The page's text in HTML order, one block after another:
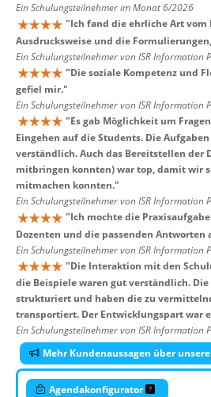
Ein Schulungsteilnehmer im Monat 6/2026
"Ich fand die ehrliche Art vom
Ausdrucksweise und die
Ein Schulungsteilnehmer von ISR Information
"Die soziale Kompetenz und
gefiel mir."
Ein Schulungsteilnehmer von ISR Information
"Es gab Möglichkeit um
Eingehen auf die Students. Die
verständlich. Auch das Bereitstellen der
mitbringen konnten) war top, damit wir
mitmachen konnten."
Ein Schulungsteilnehmer von ISR Information
"Ich mochte die
Dozenten und die passenden Antworten
Ein Schulungsteilnehmer von ISR Information
"Die Interaktion mit den
die Beispiele waren gut verständlich.
strukturiert und haben die zu
transportiert. Der Entwicklungspart war
Ein Schulungsteilnehmer von ISR Information
Mehr Kundenaussagen über
Agendakonfigurator